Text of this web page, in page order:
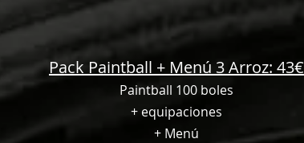
Pack Paintball + Menú 3 Arroz: 43€
Paintball 100 boles
+ equipaciones
+ Menú